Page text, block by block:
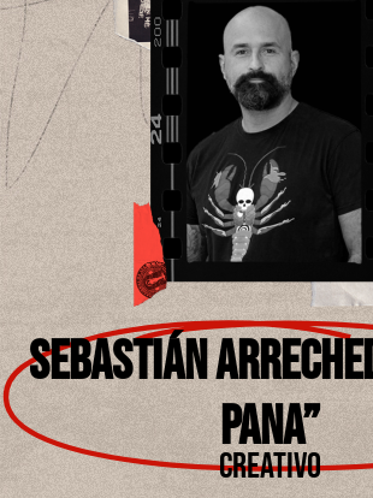
SEBASTIÁN
PANA”
Creativo